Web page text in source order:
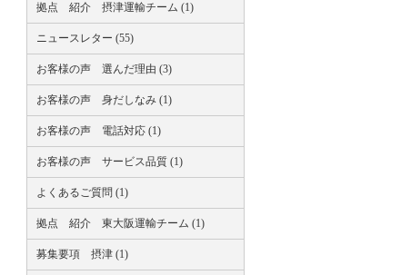
拠点 紹介 摂津運輸チーム (1)
ニュースレター (55)
お客様の声 選んだ理由 (3)
お客様の声 身だしなみ (1)
お客様の声 電話対応 (1)
お客様の声 サービス品質 (1)
よくあるご質問 (1)
拠点 紹介 東大阪運輸チーム (1)
募集要項 摂津 (1)